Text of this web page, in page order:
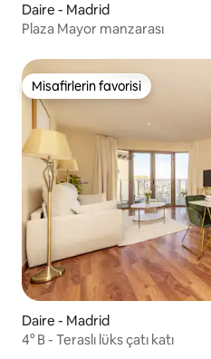
Daire - Madrid
Plaza Mayor manzarası
Misafirlerin favorisi
Misafirlerin favorisi
Daire - Madrid
4° B - Teraslı lüks çatı katı